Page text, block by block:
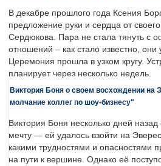
В декабре прошлого года Ксения
предложение руки и сердца от
Сердюкова. Пара не стала тянуть с
отношений – как стало известно, они
Церемония прошла в узком кругу.
планирует через несколько недель.
Виктория Боня о своем восхождении на
молчание коллег по шоу-бизнесу"
Виктория Боня несколько дней
мечту — ей удалось взойти на
какими трудностями и опасностями
на пути к вершине. Однако её